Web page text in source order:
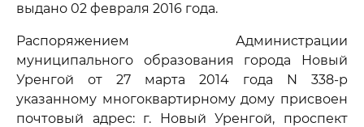
выдано 02 февраля 2016 года.
Распоряжением Администрации
муниципального образования города Новый
Уренгой от 27 марта 2014 года N 338-р
указанному многоквартирному дому присвоен
почтовый адрес: г. Новый Уренгой, проспект